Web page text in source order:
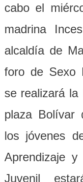
cabo el
madrina
alcaldía de
foro de Sexo
se realizará la
plaza Bolívar
los jóvenes
Aprendizaje
Juvenil